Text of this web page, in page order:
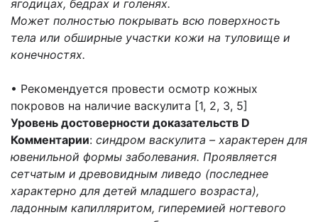
ягодицах, бедрах и голенях.
Может полностью покрывать всю поверхность
тела или обширные участки кожи на туловище и
конечностях.
• Рекомендуется провести осмотр кожных
покровов на наличие васкулита [1, 2, 3, 5]
Уровень достоверности доказательств D
Комментарии: синдром васкулита – характерен для
ювенильной формы заболевания. Проявляется
сетчатым и древовидным ливедо (последнее
характерно для детей младшего возраста),
ладонным капилляритом, гиперемией ногтевого